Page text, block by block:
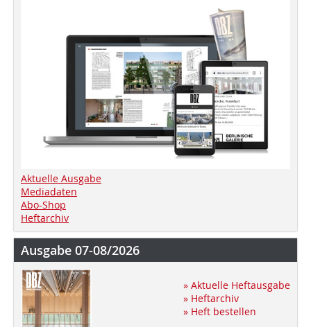
Aktuelle Ausgabe
Mediadaten
Abo-Shop
Heftarchiv
Ausgabe 07-08/2026
» Aktuelle Heftausgabe
» Heftarchiv
» Heft bestellen